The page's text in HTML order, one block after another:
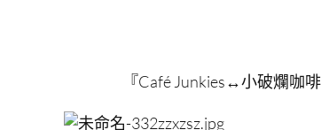
『Café Junkies↔小破爛咖